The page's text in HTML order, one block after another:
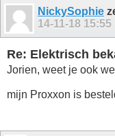
NickySophie
14-11-18 15:55
Re: Elektrisch
Jorien, weet je ook
mijn Proxxon is